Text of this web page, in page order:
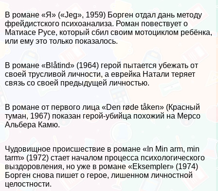
В романе «Я» («Jeg», 1959) Борген отдал дань методу
фрейдистского психоанализа. Роман повествует о
Матиасе Русе, который сбил своим мотоциклом ребёнка,
или ему это только показалось.
В романе «Blåtind» (1964) герой пытается убежать от
своей трусливой личности, а еврейка Натали теряет
связь со своей предыдущей личностью.
В романе от первого лица «Den røde tåken» (Красный
туман, 1967) показан герой-убийца похожий на Мерсо
Альбера Камю.
Чудовищное происшествие в романе «In Min arm, min
tarm» (1972) стает началом процесса психологического
выздоровления, но уже в романе «Eksempler» (1974)
Борген снова пишет о герое, лишенном личностной
целостности.